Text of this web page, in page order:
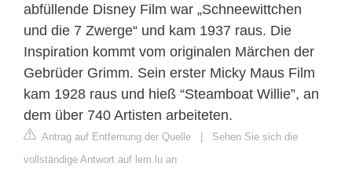
abfüllende Disney Film war „Schneewittchen
und die 7 Zwerge“ und kam 1937 raus. Die
Inspiration kommt vom originalen Märchen der
Gebrüder Grimm. Sein erster Micky Maus Film
kam 1928 raus und hieß “Steamboat Willie”, an
dem über 740 Artisten arbeiteten.
Antrag auf Entfernung der Quelle | Sehen Sie sich die
vollständige Antwort auf lem.lu an